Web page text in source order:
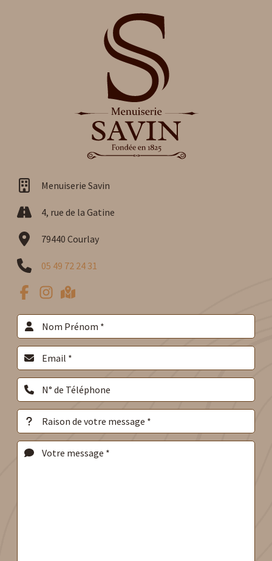
Menuiserie Savin
4, rue de la Gatine
79440 Courlay
05 49 72 24 31
Veuillez laisser ce champ vide.